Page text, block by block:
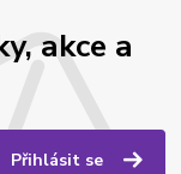
akce a
Přihlásit se